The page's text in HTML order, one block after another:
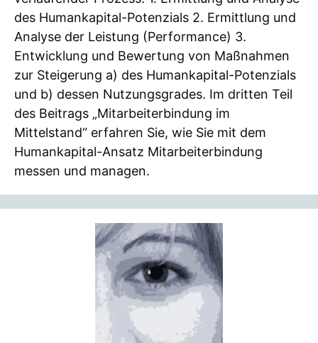
des Humankapital-Potenzials 2. Ermittlung und
Analyse der Leistung (Performance) 3.
Entwicklung und Bewertung von Maßnahmen
zur Steigerung a) des Humankapital-Potenzials
und b) dessen Nutzungsgrades. Im dritten Teil
des Beitrags „Mitarbeiterbindung im
Mittelstand“ erfahren Sie, wie Sie mit dem
Humankapital-Ansatz Mitarbeiterbindung
messen und managen.